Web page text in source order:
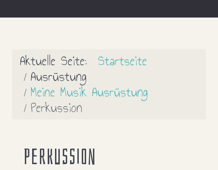
Aktuelle Seite: Startseite
Ausrüstung
Meine Musik Ausrüstung
Perkussion
Perkussion